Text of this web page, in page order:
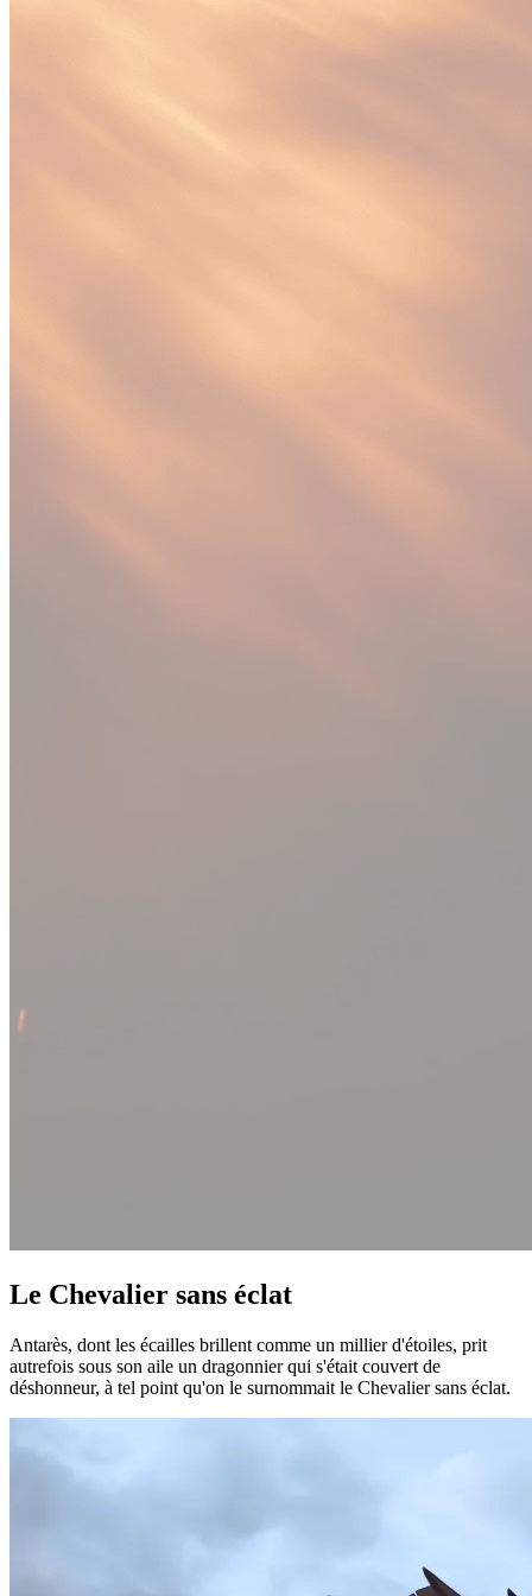
Le Chevalier sans éclat
Antarès, dont les écailles brillent comme un millier d'étoiles, prit
autrefois sous son aile un dragonnier qui s'était couvert de
déshonneur, à tel point qu'on le surnommait le Chevalier sans éclat.